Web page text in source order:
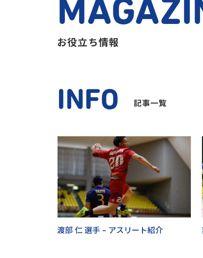
お役立ち情報
INFO 記事一覧
渡部 仁 選手 – アスリート紹介